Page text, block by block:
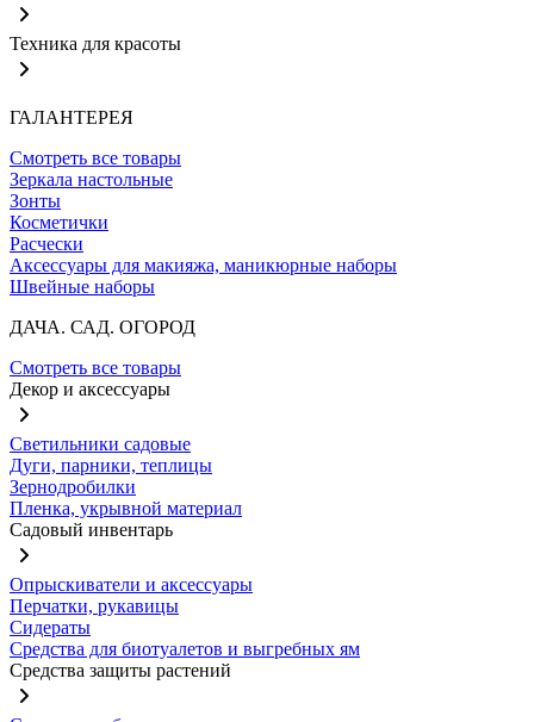
Техника для красоты
ГАЛАНТЕРЕЯ
Смотреть все товары
Зеркала настольные
Зонты
Косметички
Расчески
Аксессуары для макияжа, маникюрные наборы
Швейные наборы
ДАЧА. САД. ОГОРОД
Смотреть все товары
Декор и аксессуары
Светильники садовые
Дуги, парники, теплицы
Зернодробилки
Пленка, укрывной материал
Садовый инвентарь
Опрыскиватели и аксессуары
Перчатки, рукавицы
Сидераты
Средства для биотуалетов и выгребных ям
Средства защиты растений